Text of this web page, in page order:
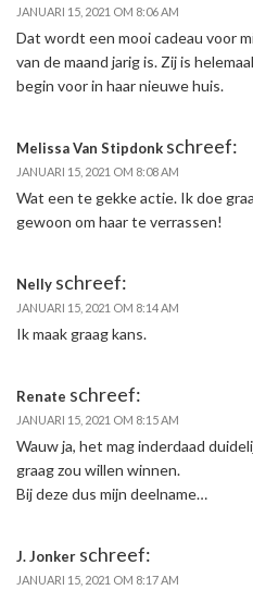
JANUARI 15, 2021 OM 8:06 AM
Dat wordt een mooi cadeau voor
van de maand jarig is. Zij is
begin voor in haar nieuwe huis.
Melissa Van Stipdonk schreef:
JANUARI 15, 2021 OM 8:08 AM
Wat een te gekke actie. Ik doe
gewoon om haar te verrassen!
Nelly schreef:
JANUARI 15, 2021 OM 8:14 AM
Ik maak graag kans.
Renate schreef:
JANUARI 15, 2021 OM 8:15 AM
Wauw ja, het mag inderdaad
graag zou willen winnen.
Bij deze dus mijn deelname…
J. Jonker schreef:
JANUARI 15, 2021 OM 8:17 AM